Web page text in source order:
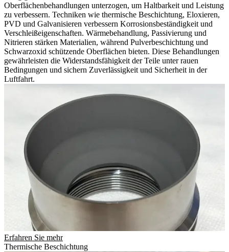
Oberflächenbehandlungen unterzogen, um Haltbarkeit und Leistung
zu verbessern. Techniken wie thermische Beschichtung, Eloxieren,
PVD und Galvanisieren verbessern Korrosionsbeständigkeit und
Verschleißeigenschaften. Wärmebehandlung, Passivierung und
Nitrieren stärken Materialien, während Pulverbeschichtung und
Schwarzoxid schützende Oberflächen bieten. Diese Behandlungen
gewährleisten die Widerstandsfähigkeit der Teile unter rauen
Bedingungen und sichern Zuverlässigkeit und Sicherheit in der
Luftfahrt.
Erfahren Sie mehr
Thermische Beschichtung